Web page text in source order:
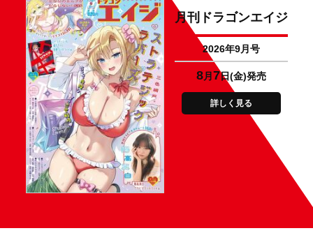
月刊ドラゴンエイジ
2026年9月号
8月 7日(金)発売
詳しく見る